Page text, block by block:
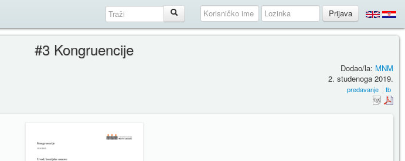
#3 Kongruencije
Dodao/la: MNM
2. studenoga 2019.
predavanje tb